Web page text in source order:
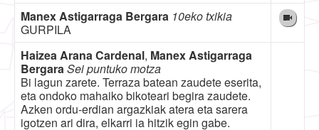
Manex Astigarraga Bergara 10eko txikia
GURPILA
Haizea Arana Cardenal, Manex Astigarraga
BergaraSei puntuko motza
Bi lagun zarete. Terraza batean zaudete eserita,
eta ondoko mahaiko bikoteari begira zaudete.
Azken ordu-erdian argazkiak atera eta sarera
igotzen ari dira, elkarri ia hitzik egin gabe.